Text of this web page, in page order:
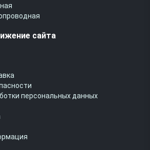
сайта
персональных данных